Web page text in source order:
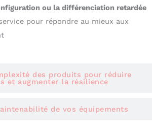
des produits pour réduire
et augmenter la résilience
de vos équipements
ou la différenciation retardée
pour répondre au mieux aux